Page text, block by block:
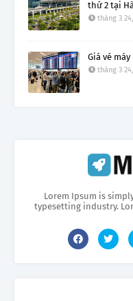
thứ 2 tại
tháng 3
Giá vé
tháng 3
Lorem Ipsum is
typesetting industry.